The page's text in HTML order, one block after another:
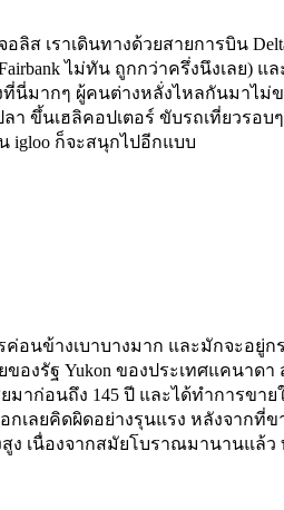
ส เราเดินทางด้วยสายการบิน
ไม่ทัน ถูกกว่าครึ่งนึงเลย)
ที่นี่มากๆ ผู้คนต่างหลั่งไหลกันมาไม่
ขึ้นเฮลิคอปเตอร์ ขับรถเที่ยวรอบ
igloo ก็จะสนุกไปอีกแบบ
ข้างเบาบางมาก และมักจะอยู่กร
งรัฐ Yukon ของประเทศแคนาดา
าก่อนถึง 145 ปี และได้ทำการขาย
เลยคิดผิดอย่างรุนแรง หลังจากที่
เนื่องจากสมัยโบราณมานานแล้ว